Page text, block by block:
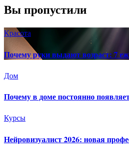
Вы пропустили
Красота
Почему руки выдают возраст: 7
Дом
Почему в доме постоянно
Курсы
Нейровизуалист 2026: новая